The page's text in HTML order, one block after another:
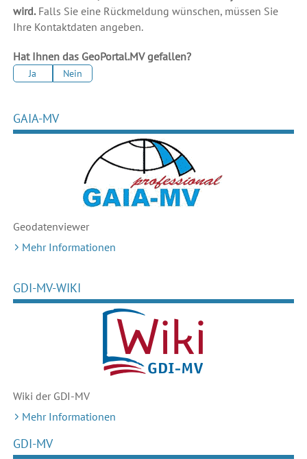
wird.Falls Sie eine Rückmeldung wünschen, müssen Sie
Ihre Kontaktdaten angeben.
Hat Ihnen das GeoPortal.MV gefallen?
Ja Nein
GAIA-MV
Geodatenviewer
Mehr Informationen
GDI-MV-WIKI
Wiki der GDI-MV
Mehr Informationen
GDI-MV